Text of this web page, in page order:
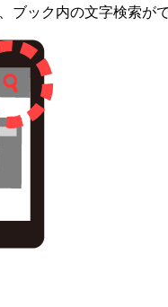
ブック内の文字検索がで